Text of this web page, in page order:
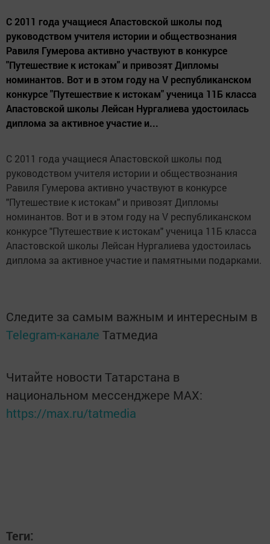
С 2011 года учащиеся Апастовской школы под
руководством учителя истории и обществознания
Равиля Гумерова активно участвуют в конкурсе
"Путешествие к истокам" и привозят Дипломы
номинантов. Вот и в этом году на V республиканском
конкурсе "Путешествие к истокам" ученица 11Б класса
Апастовской школы Лейсан Нургалиева удостоилась
диплома за активное участие и...
С 2011 года учащиеся Апастовской школы под
руководством учителя истории и обществознания
Равиля Гумерова активно участвуют в конкурсе
"Путешествие к истокам" и привозят Дипломы
номинантов. Вот и в этом году на V республиканском
конкурсе "Путешествие к истокам" ученица 11Б класса
Апастовской школы Лейсан Нургалиева удостоилась
диплома за активное участие и памятными подарками.
Следите за самым важным и интересным в
Telegram-канале Татмедиа
Читайте новости Татарстана в
национальном мессенджере MАХ:
https://max.ru/tatmedia
Теги: